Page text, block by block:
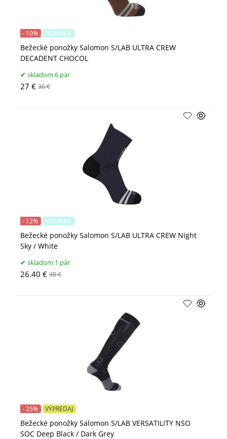
Bežecké ponožky Salomon S/LAB ULTRA CREW
DECADENT CHOCOL
- 10% NOVINKA
skladom 6 pár
27 € 30 €
Bežecké ponožky Salomon S/LAB ULTRA CREW Night
Sky / White
- 12% NOVINKA
skladom 1 pár
26.40 € 30 €
Bežecké ponožky Salomon S/LAB VERSATILITY NSO
SOC Deep Black / Dark Grey
- 25% VÝPREDAJ